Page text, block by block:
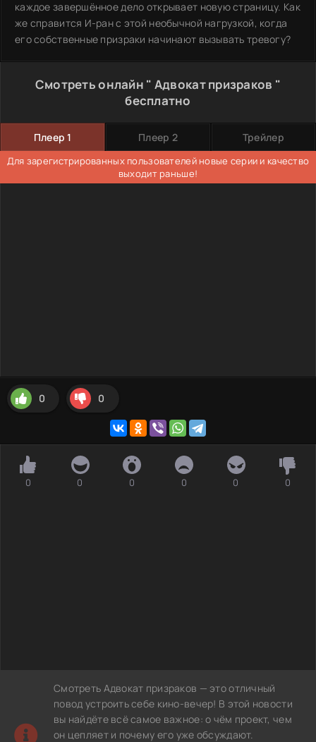
каждое завершённое дело открывает новую страницу. Как
же справится И-ран с этой необычной нагрузкой, когда
его собственные призраки начинают вызывать тревогу?
Смотреть онлайн " Адвокат призраков "
бесплатно
Плеер 1 Плеер 2 Трейлер
Для зарегистрированных пользователей новые серии и качество
выходит раньше!
0 0
0 0 0 0 0 0
Смотреть Адвокат призраков — это отличный
повод устроить себе кино-вечер! В этой новости
вы найдёте всё самое важное: о чём проект, чем
он цепляет и почему его уже обсуждают.